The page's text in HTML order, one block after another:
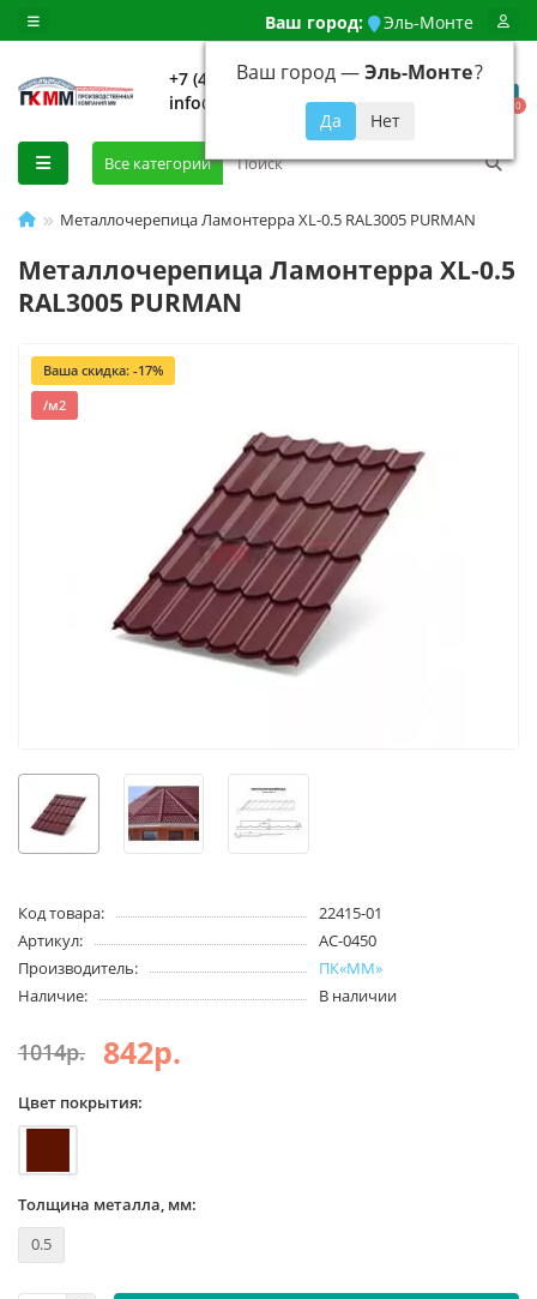
Ваш город: Эль-Монте
Ваш город —Эль-Монте?
+7 (499) 648-92-94
info@evroshtaketnikmoskva.ru
0
Все категории
Металлочерепица Ламонтерра XL-0.5 RAL3005 PURMAN
Металлочерепица Ламонтерра XL-0.5
RAL3005 PURMAN
Ваша скидка: -17%
/м2
Код товара:
22415-01
Артикул:
АС-0450
Производитель:
ПК«ММ»
Наличие:
В наличии
1014р. 842р.
Цвет покрытия:
Толщина металла, мм:
0.5